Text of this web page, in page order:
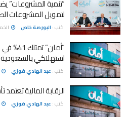
لتمويل المشروعات
كتب : البورصة خاص الخميس
“أمان”
استهلاكي بالسعودية
كتب : عبد الهادي فوزي
الرقابة المالية
كتب : عبد الهادي فوزي